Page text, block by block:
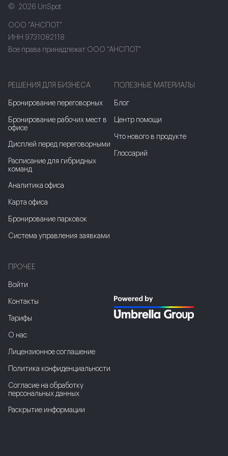
2026 UnSpot
ООО "АНСПОТ"
ИНН 9731082118
Все права принадлежат ООО "АНСПОТ"
РЕШЕНИЯ ДЛЯ БИЗНЕСА
Бронирование переговорных
Бронирование рабочих мест в
офисе
Дисплей перед переговорными
Расписание для гибридных
команд
Аналитика офиса
Карта офиса
Бронирование парковок
Система управления заявками
ПОЛЕЗНЫЕ МАТЕРИАЛЫ
Блог
Центр помощи
Что нового в продукте
Глоссарий
ПРОЧЕЕ
Войти
Контакты
Тарифы
О нас
Лицензионное соглашение
Политика конфиденциальности
Соглаcие на обработку
персональных данных
Раскрытие информации